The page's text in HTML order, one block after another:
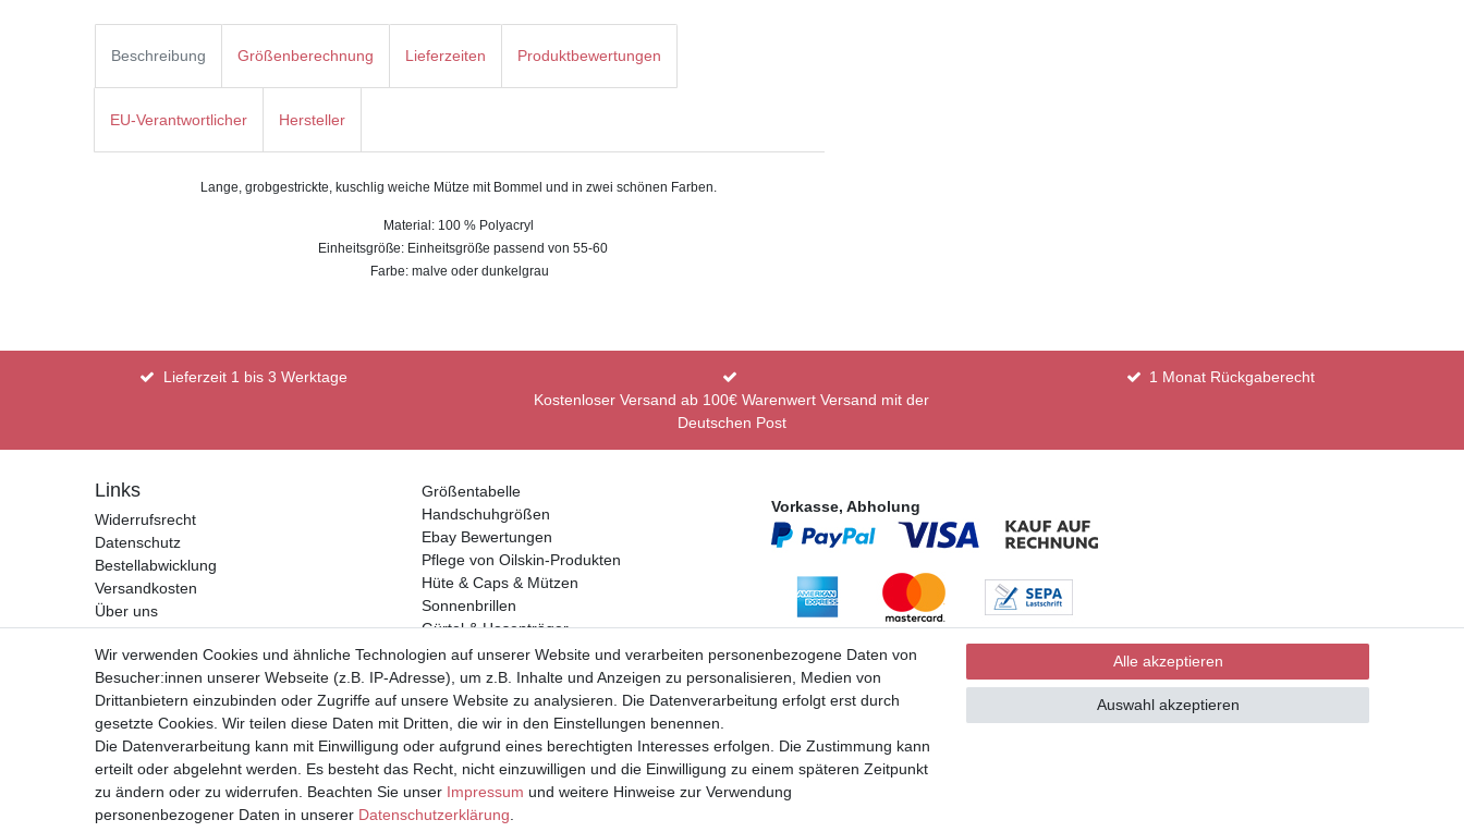
Beschreibung Größenberechnung Lieferzeiten Produktbewertungen
EU-Verantwortlicher Hersteller
Lange, grobgestrickte, kuschlig weiche Mütze mit Bommel und in zwei schönen Farben.
Material: 100 % Polyacryl
Einheitsgröße: Einheitsgröße passend von 55-60
Farbe: malve oder dunkelgrau
Lieferzeit 1 bis 3 Werktage
Kostenloser Versand ab 100€ Warenwert Versand mit der
Deutschen Post
1 Monat Rückgaberecht
Links
Widerrufsrecht
Datenschutz
Bestellabwicklung
Versandkosten
Über uns
Kontakt
Impressum
AGB
Vertrag widerrufen
Größentabelle
Handschuhgrößen
Ebay Bewertungen
Pflege von Oilskin-Produkten
Hüte & Caps & Mützen
Sonnenbrillen
Gürtel & Hosenträger
Geldbörsen
Vorkasse, Abholung
* Alle Preise inkl. Mehrwertsteuer und zuzüglich Versand | **ehemaliger Verkäuferpreis
Wir verwenden Cookies und ähnliche Technologien auf unserer Website und verarbeiten personenbezogene Daten von
Besucher:innen unserer Webseite (z.B. IP-Adresse), um z.B. Inhalte und Anzeigen zu personalisieren, Medien von
Drittanbietern einzubinden oder Zugriffe auf unsere Website zu analysieren. Die Datenverarbeitung erfolgt erst durch
gesetzte Cookies. Wir teilen diese Daten mit Dritten, die wir in den Einstellungen benennen.
Die Datenverarbeitung kann mit Einwilligung oder aufgrund eines berechtigten Interesses erfolgen. Die Zustimmung kann
erteilt oder abgelehnt werden. Es besteht das Recht, nicht einzuwilligen und die Einwilligung zu einem späteren Zeitpunkt
zu ändern oder zu widerrufen. Beachten Sie unser Impressum und weitere Hinweise zur Verwendung
personenbezogener Daten in unserer Daten­schutz­erklärung
Alle akzeptieren
Auswahl akzeptieren